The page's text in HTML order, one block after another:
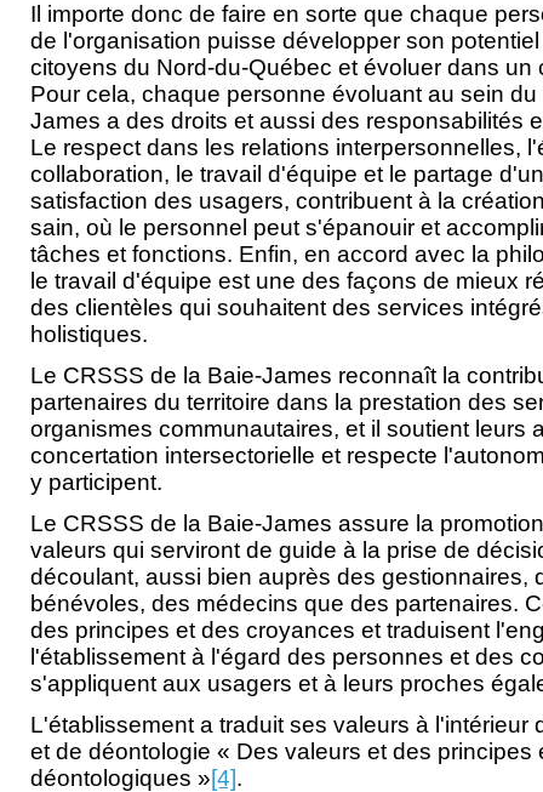
Il importe donc de faire en sorte que chaque
de l'organisation puisse développer son
citoyens du Nord-du-Québec et évoluer dans un
Pour cela, chaque personne évoluant au sein
James a des droits et aussi des responsabilités
Le respect dans les relations interpersonnelles,
collaboration, le travail d'équipe et le partage
satisfaction des usagers, contribuent à la
sain, où le personnel peut s'épanouir et
tâches et fonctions. Enfin, en accord avec la
le travail d'équipe est une des façons de mieux
des clientèles qui souhaitent des services
holistiques.
Le CRSSS de la Baie-James reconnaît la
partenaires du territoire dans la prestation des
organismes communautaires, et il soutient leurs
concertation intersectorielle et respecte
y participent.
Le CRSSS de la Baie-James assure la
valeurs qui serviront de guide à la prise de
découlant, aussi bien auprès des gestionnaires,
bénévoles, des médecins que des partenaires.
des principes et des croyances et traduisent
l'établissement à l'égard des personnes et des
s'appliquent aux usagers et à leurs proches
L'établissement a traduit ses valeurs à l'intérieur
et de déontologie « Des valeurs et des principes
déontologiques »[4].